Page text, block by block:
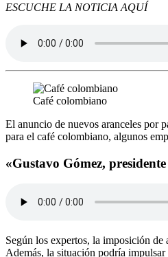
ESCUCHE LA NOTICIA AQUÍ
Café colombiano
El anuncio de nuevos aranceles por
para el café colombiano, algunos
«Gustavo Gómez,
Según los expertos, la imposición
Además, la situación podría